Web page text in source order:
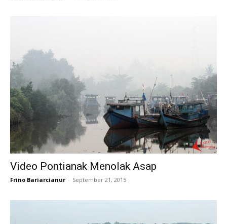
Video Pontianak Menolak Asap
Frino Bariarcianur - September 21, 2015